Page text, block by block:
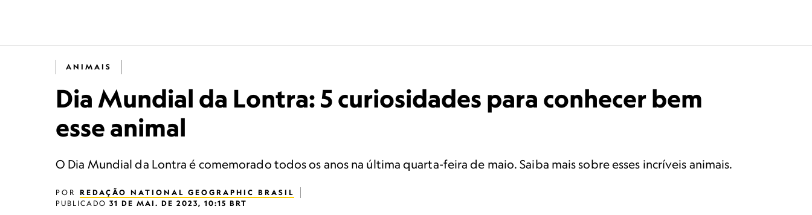
ANIMAIS
Dia Mundial da Lontra: 5 curiosidades para conhecer bem
esse animal
O Dia Mundial da Lontra é comemorado todos os anos na última quarta-feira de maio. Saiba mais sobre esses incríveis animais.
POR REDAÇÃO NATIONAL GEOGRAPHIC BRASIL
PUBLICADO 31 DE MAI. DE 2023, 10:15 BRT